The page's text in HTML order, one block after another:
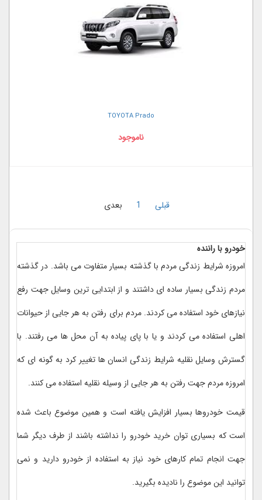
TOYOTA Prado
ناموجود
قبلی 1 بعدی
خودرو با راننده
امروزه شرایط زندگی مردم با گذشته بسیار متفاوت می باشد. در گذشته
مردم زندگی بسیار ساده ای داشتند و از ابتدایی ترین وسایل جهت رفع
نیازهای خود استفاده می کردند. مردم برای رفتن به هر جایی از حیوانات
اهلی استفاده می کردند و یا با پای پیاده به آن محل ها می رفتند. با
گسترش وسایل نقلیه شرایط زندگی انسان ها تغییر کرد به گونه ای که
امروزه مردم جهت رفتن به هر جایی از وسیله نقلیه استفاده می کنند.
قیمت خودروها بسیار افزایش یافته است و همین موضوع باعث شده
است که بسیاری توان خرید خودرو را نداشته باشند از طرف دیگر شما
جهت انجام تمام کارهای خود نیاز به استفاده از خودرو دارید و نمی
توانید این موضوع را نادیده بگیرید.